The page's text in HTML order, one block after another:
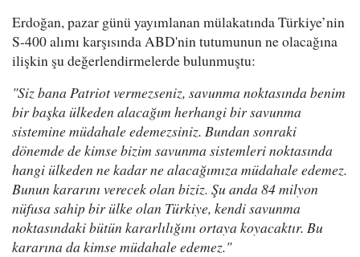
Erdoğan, pazar günü yayımlanan mülakatında Türkiye’nin
S-400 alımı karşısında ABD'nin tutumunun ne olacağına
ilişkin şu değerlendirmelerde bulunmuştu:
"Siz bana Patriot vermezseniz, savunma noktasında benim
bir başka ülkeden alacağım herhangi bir savunma
sistemine müdahale edemezsiniz. Bundan sonraki
dönemde de kimse bizim savunma sistemleri noktasında
hangi ülkeden ne kadar ne alacağımıza müdahale edemez.
Bunun kararını verecek olan biziz. Şu anda 84 milyon
nüfusa sahip bir ülke olan Türkiye, kendi savunma
noktasındaki bütün kararlılığını ortaya koyacaktır. Bu
kararına da kimse müdahale edemez."